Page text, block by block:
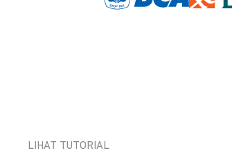
LIHAT TUTORIAL